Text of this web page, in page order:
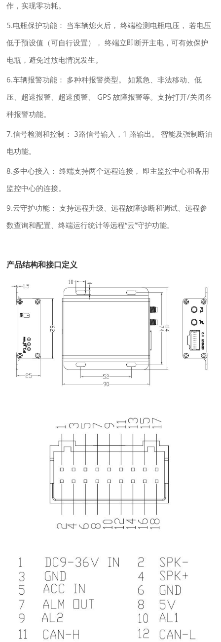
作，实现零功耗。
5.电瓶保护功能： 当车辆熄火后， 终端检测电瓶电压， 若电压
低于预设值（可自行设置）， 终端立即断开主电，可有效保护
电瓶，避免过放电情况发生。
6.车辆报警功能： 多种种报警类型。 如紧急、非法移动、低
压、超速报警、超速预警、 GPS 故障报警等。支持打开/关闭各
种报警功能。
7.信号检测和控制： 3路信号输入，1 路输出。 智能及强制断油
电功能。
8.多中心接入： 终端支持两个远程连接， 即主监控中心和备用
监控中心的连接。
9.云守护功能： 支持远程升级、远程故障诊断和调试、远程参
数查询和配置、终端运行统计等远程“云”守护功能。
产品结构和接口定义